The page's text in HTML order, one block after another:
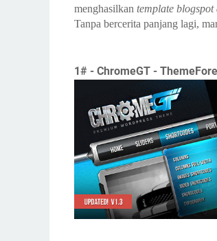
menghasilkan template blogspot
Tanpa bercerita panjang lagi,
1# - ChromeGT -